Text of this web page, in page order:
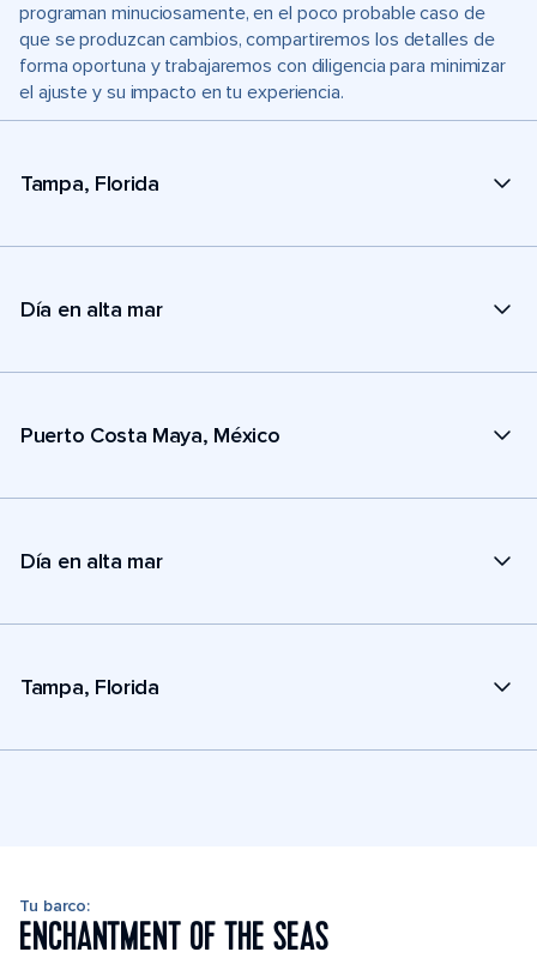
programan minuciosamente, en el poco probable caso de
que se produzcan cambios, compartiremos los detalles de
forma oportuna y trabajaremos con diligencia para minimizar
el ajuste y su impacto en tu experiencia.
Tampa, Florida
Día en alta mar
Puerto Costa Maya, México
Día en alta mar
Tampa, Florida
Tu barco:
ENCHANTMENT OF THE SEAS